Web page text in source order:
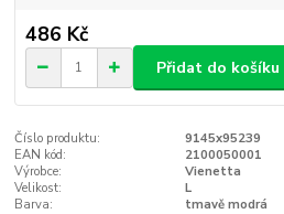
486 Kč
Přidat do košíku
Číslo produktu:
9145x95239
EAN kód:
2100050001
Výrobce:
Vienetta
Velikost:
L
Barva:
tmavě modrá